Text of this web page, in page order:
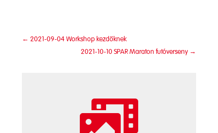
← 2021-09-04 Workshop kezdőknek
2021-10-10 SPAR Maraton futóverseny →
